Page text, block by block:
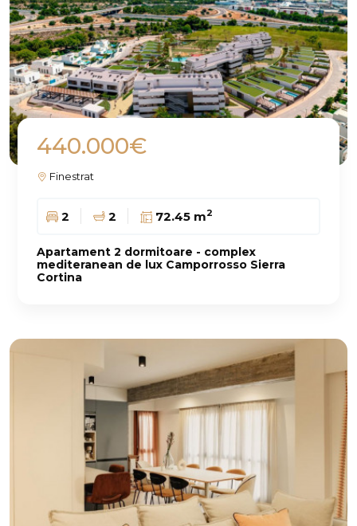
440.000€
Finestrat
2 2 72.45 m2
Apartament 2 dormitoare - complex
mediteranean de lux Camporrosso Sierra
Cortina